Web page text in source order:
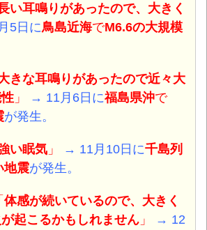
い耳鳴りがあったので、大きく
5日に鳥島近海でM6.6の大規模
きな耳鳴りがあったので近々大
」 → 11月6日に福島県沖で
が発生。
い眠気 」 → 11月10日に千島列
地震が発生。
体感が続いているので、大きく
起こるかもしれません 」
→ 12